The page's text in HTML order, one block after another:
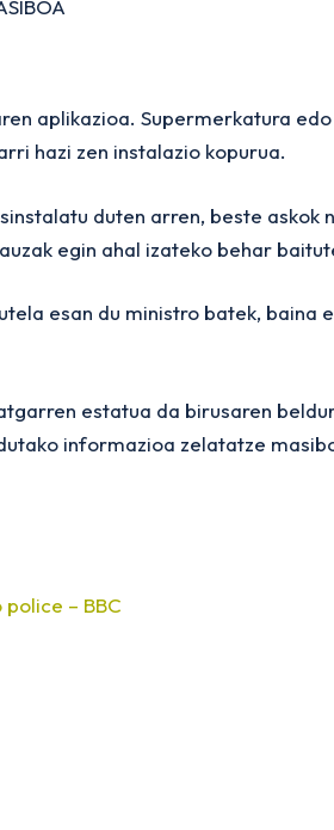
aplikazioa. Supermerkatura
hazi zen instalazio kopurua.
duten arren, beste askok
egin ahal izateko behar
esan du ministro batek, baina
estatua da birusaren
informazioa zelatatze
– BBC